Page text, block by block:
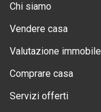
Chi siamo
Vendere casa
Valutazione immobile
Comprare casa
Servizi offerti